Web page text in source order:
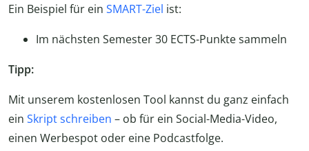
Ein Beispiel für ein SMART-Ziel ist:
Im nächsten Semester 30 ECTS-Punkte sammeln
Tipp:
Mit unserem kostenlosen Tool kannst du ganz einfach
ein Skript schreiben – ob für ein Social-Media-Video,
einen Werbespot oder eine Podcastfolge.